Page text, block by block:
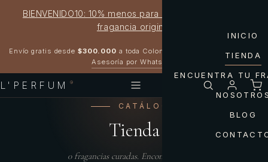
BIENVENIDO10: 10% menos para estrenar tu próxima
fragancia original
Envío gratis desde $300.000 a toda Colombia
Asesoría por WhatsApp
L'PERFUM ®
INICIO
TIENDA
ENCUENTRA TU
BLOG
CATÁLOGO
Tienda
0fragancias curadas. Encontrá la tuya.